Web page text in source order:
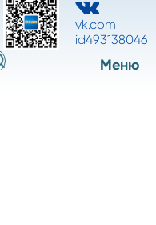
中
文
vk.com
id493138046
Меню